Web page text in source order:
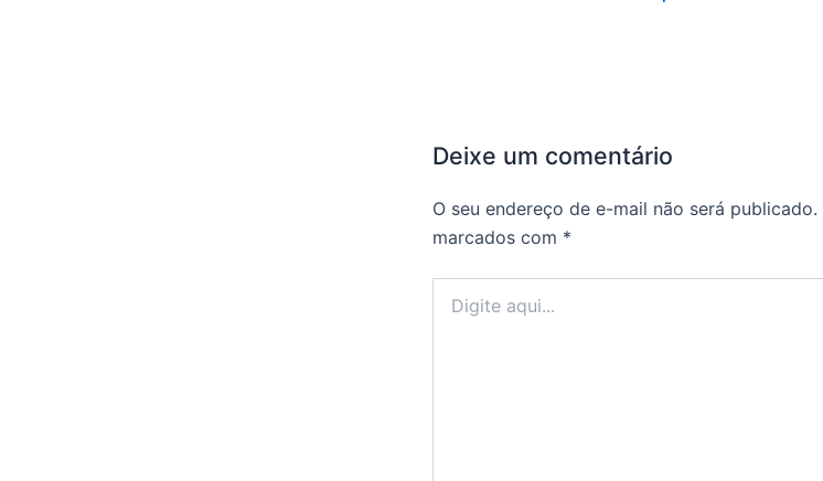
Deixe um comentário
O seu endereço de e-mail não será publicado.
marcados com *
aqui...